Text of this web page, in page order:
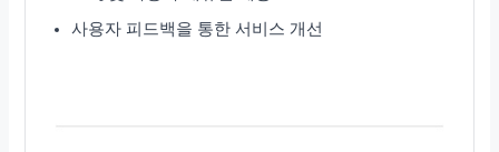
사용자 피드백을 통한 서비스 개선